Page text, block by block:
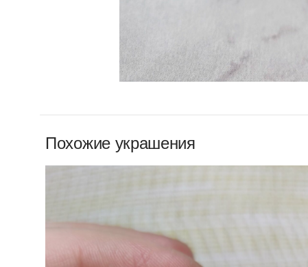
Похожие украшения